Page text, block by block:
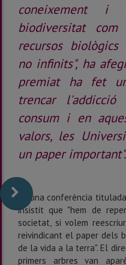
coneixement
biodiversitat
recursos
no infinits", ha
premiat ha fet
trencar
consum i en
valors, les
un paper important".
En una conferència titulada
insistit que "hem de
societat, si volem
reivindicant el paper dels
de la vida a la terra". El
primers arbres van